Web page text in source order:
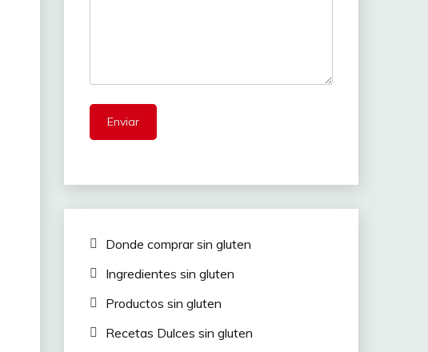
Donde comprar sin gluten
Ingredientes sin gluten
Productos sin gluten
Recetas Dulces sin gluten